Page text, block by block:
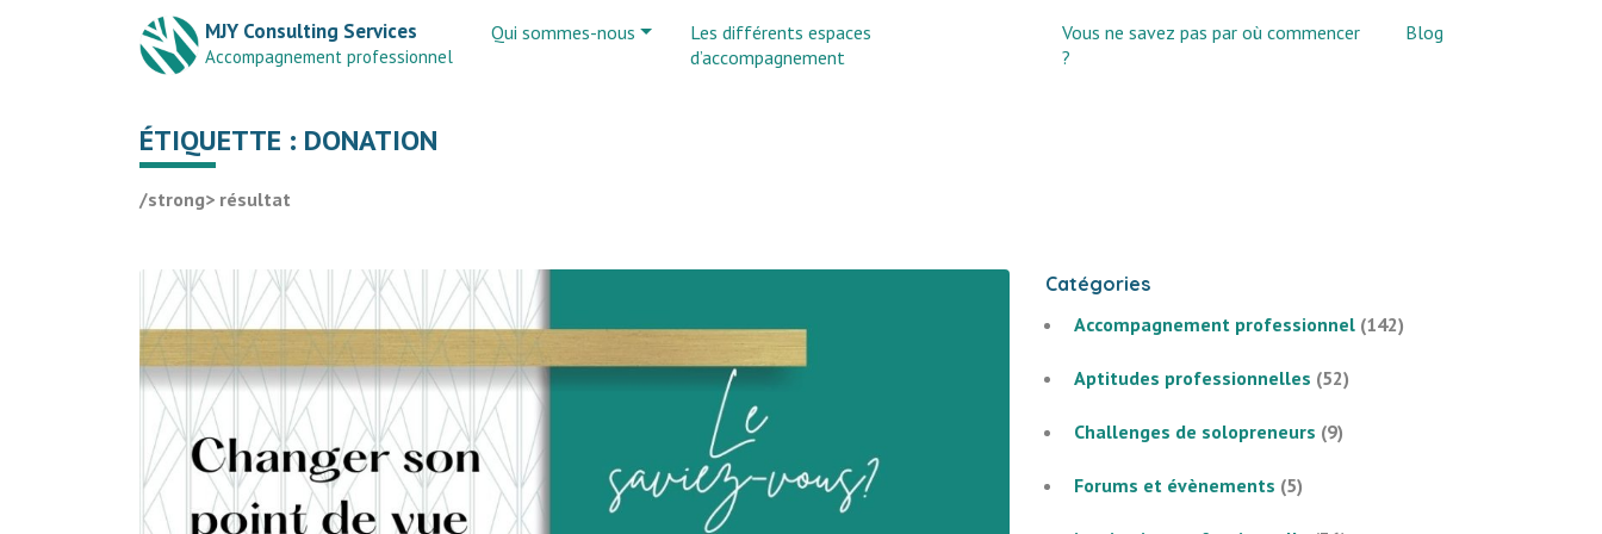
MJY Consulting Services
Accompagnement professionnel
Qui sommes-nous
Les différents espaces
d’accompagnement
Vous ne savez pas par où commencer
?
Blog
ÉTIQUETTE : DONATION
/strong> résultat
Catégories
Accompagnement professionnel (142)
Aptitudes professionnelles (52)
Challenges de solopreneurs (9)
Forums et évènements (5)